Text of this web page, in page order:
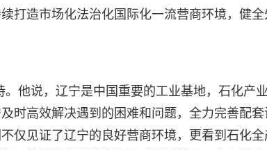
打造市场化法治化国际化一流营商环境，健
他说，辽宁是中国重要的工业基地，石化产
时高效解决遇到的困难和问题，全力完善配
仅见证了辽宁的良好营商环境，更看到石化